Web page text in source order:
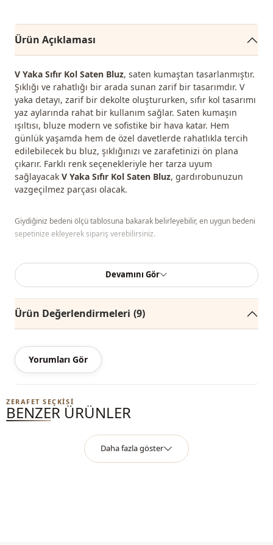
Ürün Açıklaması
V Yaka Sıfır Kol Saten Bluz, saten kumaştan tasarlanmıştır.
Şıklığı ve rahatlığı bir arada sunan zarif bir tasarımdır. V
yaka detayı, zarif bir dekolte oluştururken, sıfır kol tasarımı
yaz aylarında rahat bir kullanım sağlar. Saten kumaşın
ışıltısı, bluze modern ve sofistike bir hava katar. Hem
günlük yaşamda hem de özel davetlerde rahatlıkla tercih
edilebilecek bu bluz, şıklığınızı ve zarafetinizi ön plana
çıkarır. Farklı renk seçenekleriyle her tarza uyum
sağlayacak V Yaka Sıfır Kol Saten Bluz, gardırobunuzun
vazgeçilmez parçası olacak.
Giydiğiniz bedeni ölçü tablosuna bakarak belirleyebilir, en uygun bedeni
sepetinize ekleyerek sipariş verebilirsiniz.
Not: Ürünün renginde konsept çekimlerinden dolayı ton farklılığı olabilir.
Yıkama: 30 derecede yıkayınız.
%95 Polyester , %5 Elastan
Yaka
Mevsi̇m
Kategori̇ Bluz
Salaş
Devamını Gör
Ürün Değerlendirmeleri (9)
Yorumları Gör
ZERAFET SEÇKISI
BENZER ÜRÜNLER
Daha fazla göster